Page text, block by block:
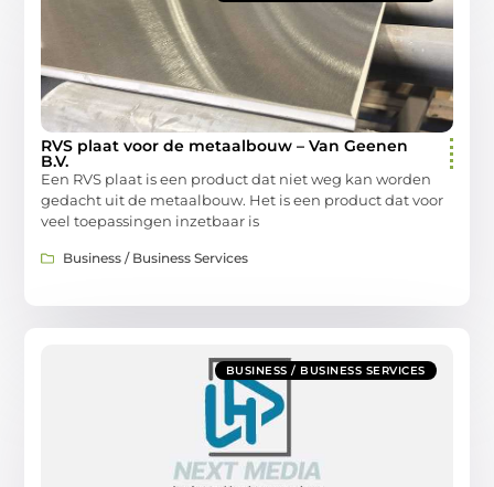
RVS plaat voor de metaalbouw – Van Geenen
B.V.
Een RVS plaat is een product dat niet weg kan worden
gedacht uit de metaalbouw. Het is een product dat voor
veel toepassingen inzetbaar is
Business / Business Services
BUSINESS / BUSINESS SERVICES